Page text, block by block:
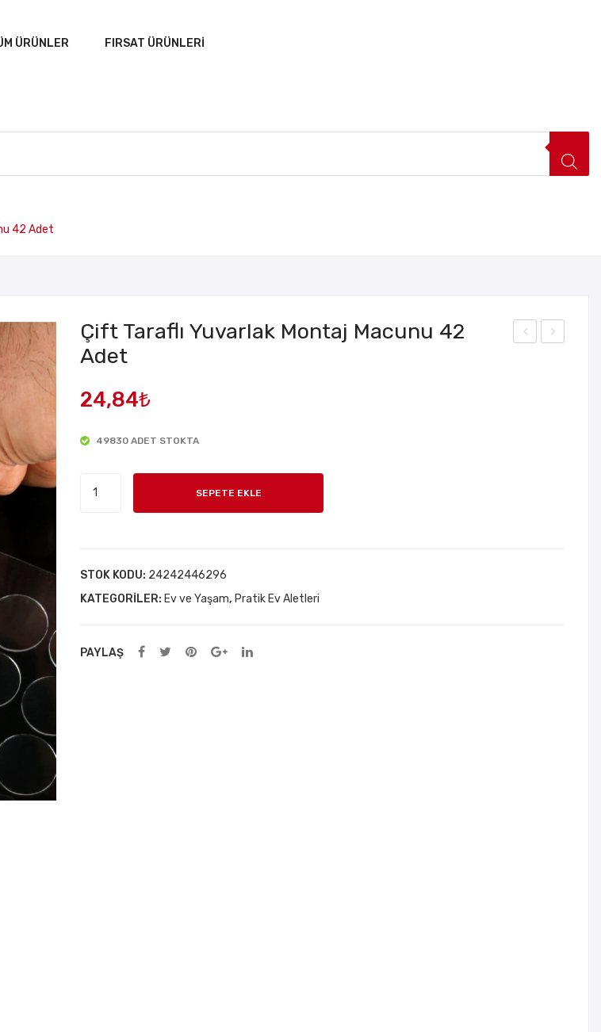
ÜRÜNLER FIRSAT ÜRÜNLERI
ÇOK SATANLAR
42 Adet
Çift Taraflı Yuvarlak Montaj Macunu 42
Adet
24,84₺
49830 ADET STOKTA
42
Adet
SEPETE EKLE
STOK KODU: 24242446296
KATEGORILER: Ev ve Yaşam, Pratik Ev Aletleri
PAYLAŞ